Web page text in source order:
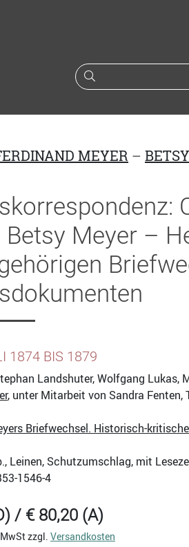
MEYER –
Betsy Meyer –
1874 BIS 1879
Landshuter, Wolfgang Lukas,
, unter Mitarbeit von Sandra
Briefwechsel. Historisch-
Leinen, Schutzumschlag, mit
1546-4
/ € 80,20 (A)
zzgl. Versandkosten